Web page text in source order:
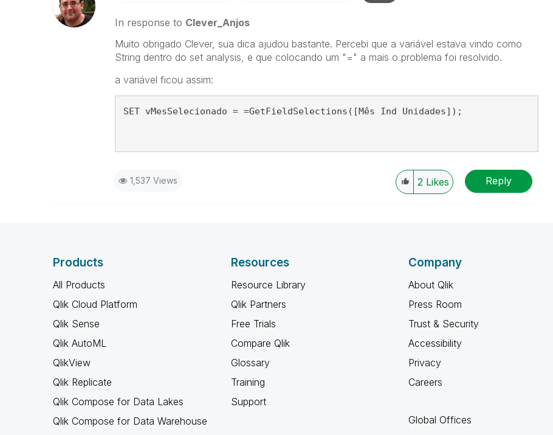
In response to Clever_Anjos
Muito obrigado Clever, sua dica ajudou bastante. Percebi que a variável estava vindo como
String dentro do set analysis, e que colocando um "=" a mais o problema foi resolvido.
a variável ficou assim:
SET vMesSelecionado = =GetFieldSelections([Mês Ind Unidades]);
1,537 Views 2 Likes Reply
Products
All Products
Qlik Cloud Platform
Qlik Sense
Qlik AutoML
QlikView
Qlik Replicate
Qlik Compose for Data Lakes
Qlik Compose for Data Warehouse
Resources
Resource Library
Qlik Partners
Free Trials
Compare Qlik
Glossary
Training
Support
Company
About Qlik
Press Room
Trust & Security
Accessibility
Privacy
Careers
Global Offices